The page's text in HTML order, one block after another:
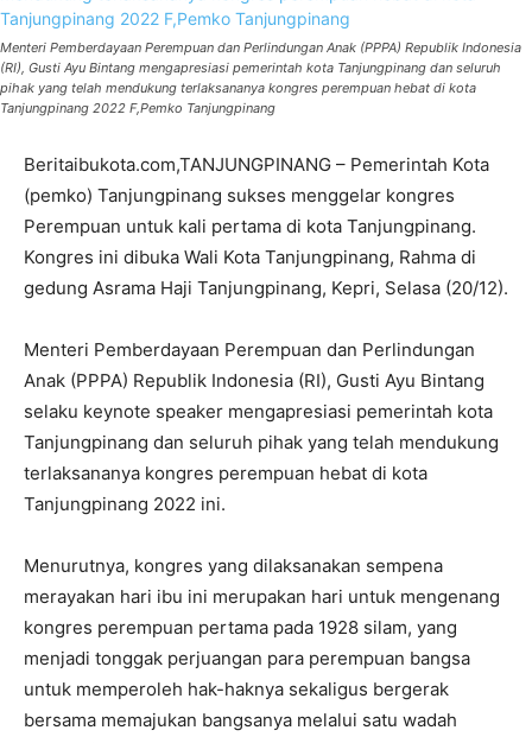
Menteri Pemberdayaan Perempuan dan Perlindungan Anak (PPPA) Republik Indonesia
(RI), Gusti Ayu Bintang mengapresiasi pemerintah kota Tanjungpinang dan seluruh
pihak yang telah mendukung terlaksananya kongres perempuan hebat di kota
Tanjungpinang 2022 F,Pemko Tanjungpinang
Beritaibukota.com,TANJUNGPINANG – Pemerintah Kota
(pemko) Tanjungpinang sukses menggelar kongres
Perempuan untuk kali pertama di kota Tanjungpinang.
Kongres ini dibuka Wali Kota Tanjungpinang, Rahma di
gedung Asrama Haji Tanjungpinang, Kepri, Selasa (20/12).
Menteri Pemberdayaan Perempuan dan Perlindungan
Anak (PPPA) Republik Indonesia (RI), Gusti Ayu Bintang
selaku keynote speaker mengapresiasi pemerintah kota
Tanjungpinang dan seluruh pihak yang telah mendukung
terlaksananya kongres perempuan hebat di kota
Tanjungpinang 2022 ini.
Menurutnya, kongres yang dilaksanakan sempena
merayakan hari ibu ini merupakan hari untuk mengenang
kongres perempuan pertama pada 1928 silam, yang
menjadi tonggak perjuangan para perempuan bangsa
untuk memperoleh hak-haknya sekaligus bergerak
bersama memajukan bangsanya melalui satu wadah